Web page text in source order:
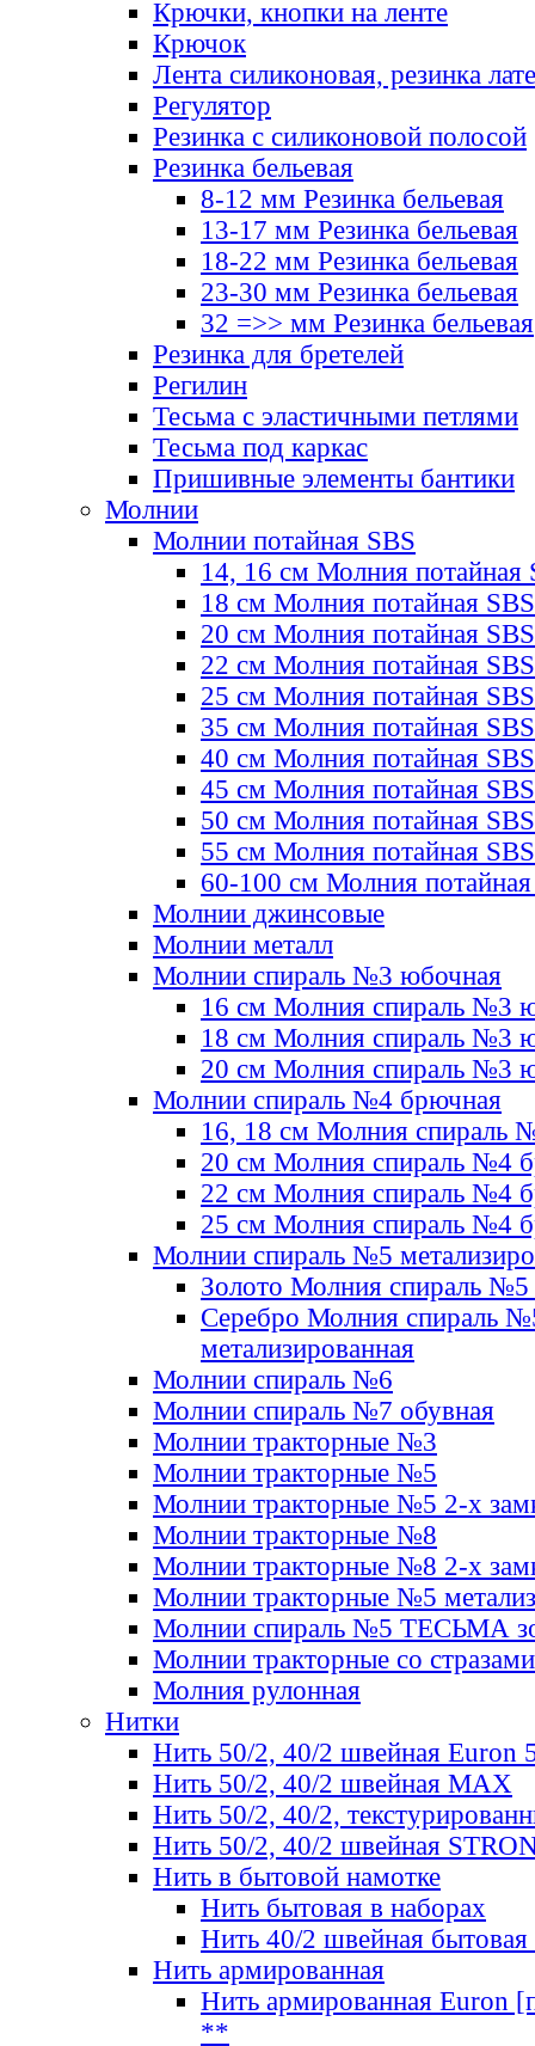
Крючки, кнопки на ленте
Крючок
Лента силиконовая, резинка
Регулятор
Резинка с силиконовой полосой
Резинка бельевая
8-12 мм Резинка бельевая
13-17 мм Резинка бельевая
18-22 мм Резинка бельевая
23-30 мм Резинка бельевая
32 =>> мм Резинка бельевая
Резинка для бретелей
Регилин
Тесьма с эластичными петлями
Тесьма под каркас
Пришивные элементы бантики
Молнии
Молнии потайная SBS
14, 16 см Молния потайная
18 см Молния потайная SBS
20 см Молния потайная SBS
22 см Молния потайная SBS
25 см Молния потайная SBS
35 см Молния потайная SBS
40 см Молния потайная SBS
45 см Молния потайная SBS
50 см Молния потайная SBS
55 см Молния потайная SBS
60-100 см Молния
Молнии джинсовые
Молнии металл
Молнии спираль №3 юбочная
16 см Молния спираль №3
18 см Молния спираль №3
20 см Молния спираль №3
Молнии спираль №4 брючная
16, 18 см Молния спираль
20 см Молния спираль №4
22 см Молния спираль №4
25 см Молния спираль №4
Молнии спираль №5
Золото Молния спираль №5
Серебро Молния спираль
метализированная
Молнии спираль №6
Молнии спираль №7 обувная
Молнии тракторные №3
Молнии тракторные №5
Молнии тракторные №5 2-х
Молнии тракторные №8
Молнии тракторные №8 2-х
Молнии тракторные №5
Молнии спираль №5 ТЕСЬМА
Молнии тракторные со стразами
Молния рулонная
Нитки
Нить 50/2, 40/2 швейная Euron
Нить 50/2, 40/2 швейная МАХ
Нить 50/2, 40/2,
Нить 50/2, 40/2 швейная
Нить в бытовой намотке
Нить бытовая в наборах
Нить 40/2 швейная бытовая
Нить армированная
Нить армированная Euron
**